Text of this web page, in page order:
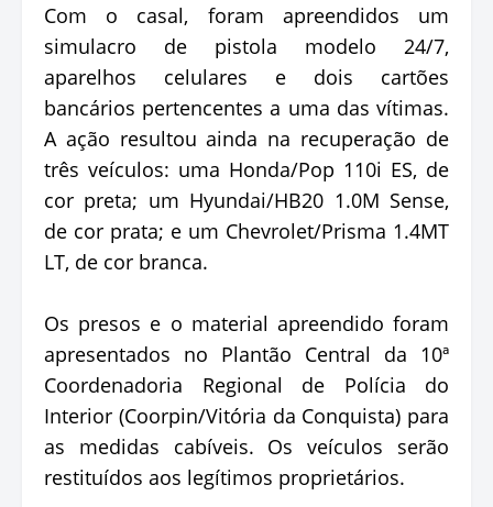
Com o casal, foram apreendidos um
simulacro de pistola modelo 24/7,
aparelhos celulares e dois cartões
bancários pertencentes a uma das vítimas.
A ação resultou ainda na recuperação de
três veículos: uma Honda/Pop 110i ES, de
cor preta; um Hyundai/HB20 1.0M Sense,
de cor prata; e um Chevrolet/Prisma 1.4MT
LT, de cor branca.
Os presos e o material apreendido foram
apresentados no Plantão Central da 10ª
Coordenadoria Regional de Polícia do
Interior (Coorpin/Vitória da Conquista) para
as medidas cabíveis. Os veículos serão
restituídos aos legítimos proprietários.